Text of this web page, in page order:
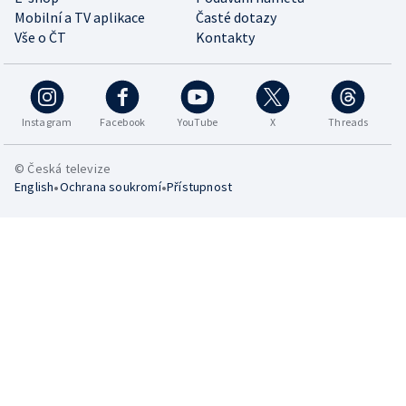
Mobilní a TV aplikace
Časté dotazy
Vše o ČT
Kontakty
Instagram Facebook YouTube X Threads
© Česká televize
English•Ochrana soukromí•Přístupnost